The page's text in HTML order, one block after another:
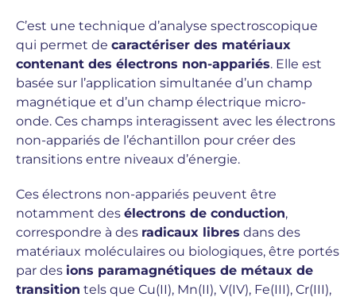
C’est une technique d’analyse spectroscopique
qui permet de caractériser des matériaux
contenant des électrons non-appariés. Elle est
basée sur l’application simultanée d’un champ
magnétique et d’un champ électrique micro-
onde. Ces champs interagissent avec les électrons
non-appariés de l’échantillon pour créer des
transitions entre niveaux d’énergie.
Ces électrons non-appariés peuvent être
notamment des électrons de conduction,
correspondre à des radicaux libres dans des
matériaux moléculaires ou biologiques, être portés
par des ions paramagnétiques de métaux de
transition tels que Cu(II), Mn(II), V(IV), Fe(III), Cr(III),